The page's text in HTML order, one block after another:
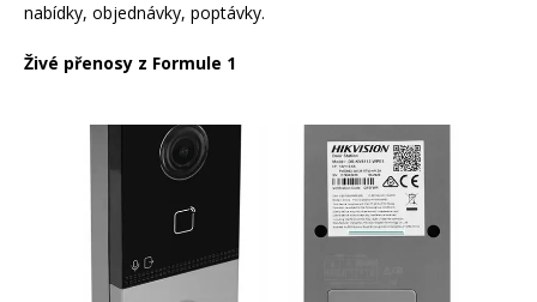
nabídky, objednávky, poptávky.
Živé přenosy z Formule 1